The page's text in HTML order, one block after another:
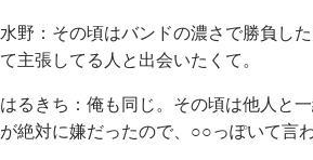
水野：その頃はバンドの濃さで勝負し
て主張してる人と出会いたくて。
はるきち：俺も同じ。その頃は他人と
が絶対に嫌だったので、○○っぽいて言